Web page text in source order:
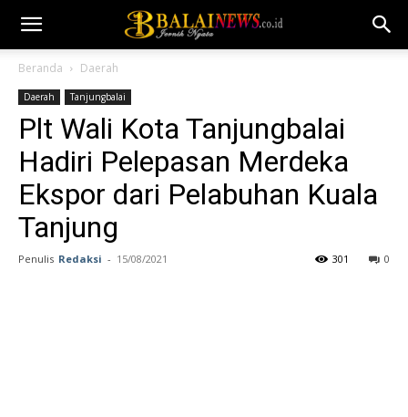
Beranda Daerah
Daerah Tanjungbalai
Plt Wali Kota Tanjungbalai
Hadiri Pelepasan Merdeka
Ekspor dari Pelabuhan Kuala
Tanjung
Penulis Redaksi - 15/08/2021 0
301